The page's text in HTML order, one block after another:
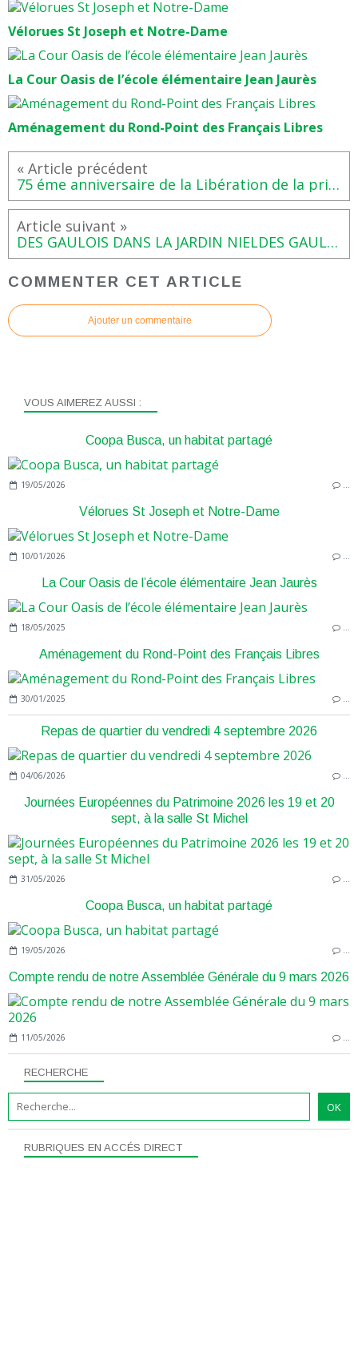
Vélorues St Joseph et Notre-Dame
La Cour Oasis de l’école élémentaire Jean Jaurès
Aménagement du Rond-Point des Français Libres
75 éme anniversaire de la Libération de la prison Saint-Michel, dimanche 18 août, à 11 H
DES GAULOIS DANS LA JARDIN NIELDES GAULOIS DANS LA JARDIN NIEL
COMMENTER CET ARTICLE
Ajouter un commentaire
RECHERCHE
VOUS AIMEREZ AUSSI :
Coopa Busca, un habitat partagé
19/05/2026 …
Vélorues St Joseph et Notre-Dame
10/01/2026 …
La Cour Oasis de l’école élémentaire Jean Jaurès
18/05/2025 …
Aménagement du Rond-Point des Français Libres
30/01/2025 …
Repas de quartier du vendredi 4 septembre 2026
04/06/2026 …
Journées Européennes du Patrimoine 2026 les 19 et 20
sept, à la salle St Michel
31/05/2026 …
Coopa Busca, un habitat partagé
19/05/2026 …
Compte rendu de notre Assemblée Générale du 9 mars 2026
11/05/2026 …
RUBRIQUES EN ACCÉS DIRECT